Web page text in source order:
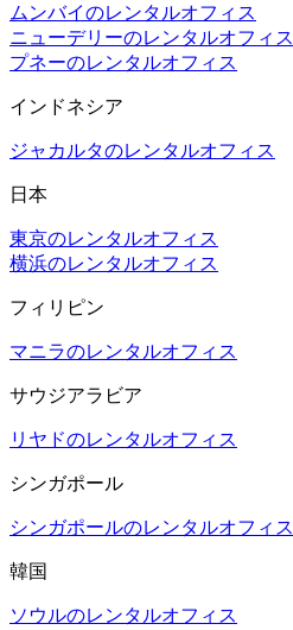
ムンバイのレンタルオフィス
ニューデリーのレンタルオフィス
プネーのレンタルオフィス
インドネシア
ジャカルタのレンタルオフィス
日本
東京のレンタルオフィス
横浜のレンタルオフィス
フィリピン
マニラのレンタルオフィス
サウジアラビア
リヤドのレンタルオフィス
シンガポール
シンガポールのレンタルオフィス
韓国
ソウルのレンタルオフィス